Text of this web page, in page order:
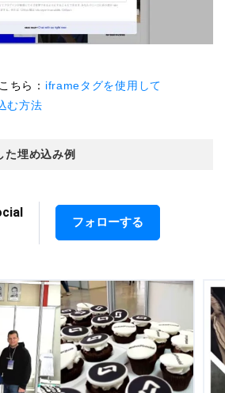
ちら： iframeタグを使用して
む方法
埋め込み例